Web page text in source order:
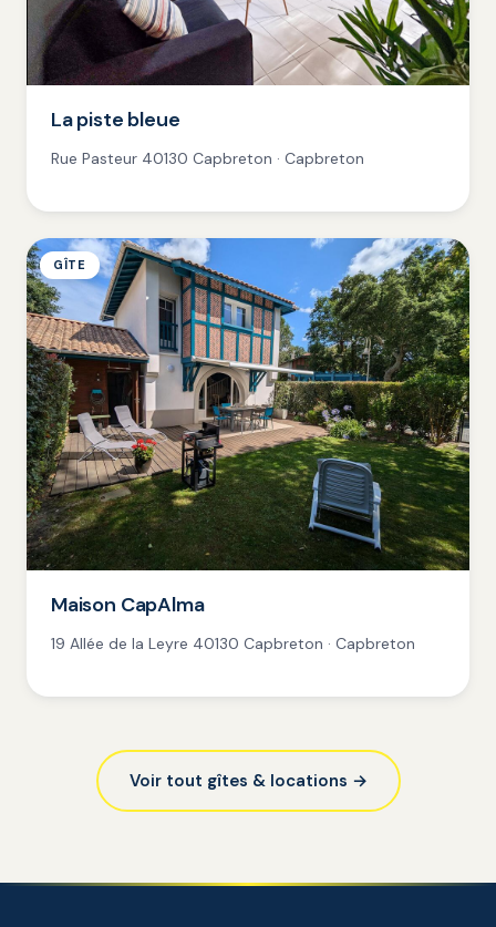
La piste bleue
Rue Pasteur 40130 Capbreton · Capbreton
GÎTE
Maison CapAlma
19 Allée de la Leyre 40130 Capbreton · Capbreton
Voir tout gîtes & locations →